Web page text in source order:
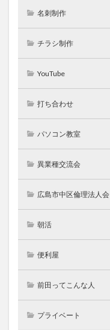
名刺制作
チラシ制作
YouTube
打ち合わせ
パソコン教室
異業種交流会
広島市中区倫理法人会
朝活
便利屋
前田ってこんな人
プライベート